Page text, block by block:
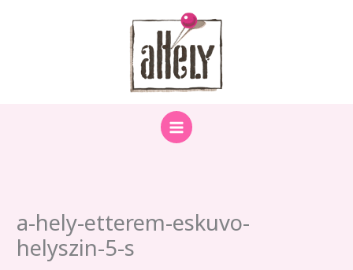
a-hely-etterem-eskuvo-
helyszin-5-s